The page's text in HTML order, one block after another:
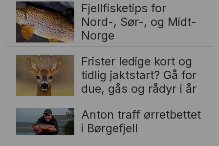
Fjellfisketips for
Nord-, Sør-, og Midt-
Norge
Frister ledige kort og
tidlig jaktstart? Gå for
due, gås og rådyr i år
Anton traff ørretbettet
i Børgefjell